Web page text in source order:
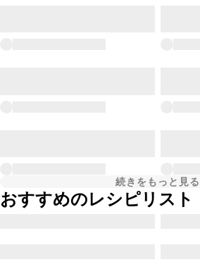
続きをもっと見る
おすすめのレシピリスト